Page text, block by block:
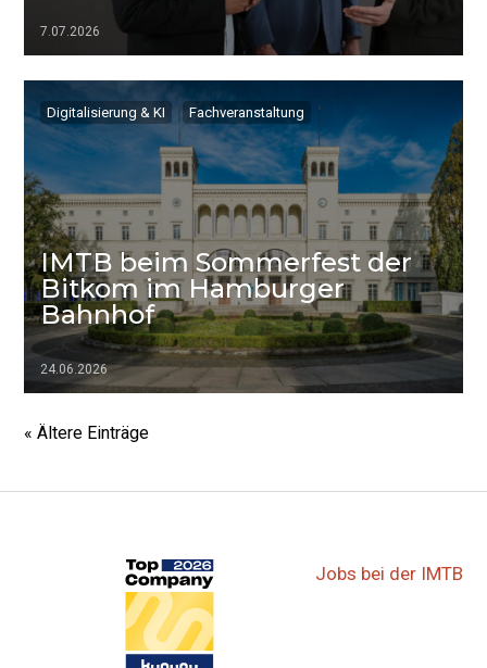
7.07.2026
Digitalisierung & KI Fachveranstaltung
IMTB beim Sommerfest der
Bitkom im Hamburger
Bahnhof
24.06.2026
▷▷▷
« Ältere Einträge
Jobs bei der IMTB